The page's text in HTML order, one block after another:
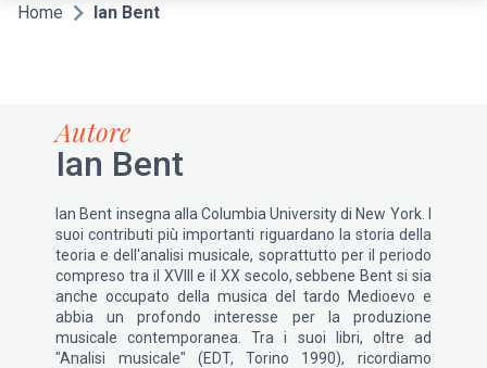
Briciole
Home Ian Bent
Autore
Ian Bent
Ian Bent insegna alla Columbia University di New York. I
suoi contributi più importanti riguardano la storia della
teoria e dell'analisi musicale, soprattutto per il periodo
compreso tra il XVIII e il XX secolo, sebbene Bent si sia
anche occupato della musica del tardo Medioevo e
abbia un profondo interesse per la produzione
musicale contemporanea. Tra i suoi libri, oltre ad
"Analisi musicale" (EDT, Torino 1990), ricordiamo